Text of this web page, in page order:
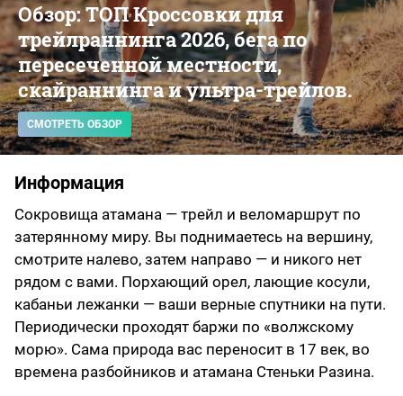
Обзор: ТОП Кроссовки для
трейлраннинга 2026, бега по
пересеченной местности,
скайраннинга и ультра-трейлов.
СМОТРЕТЬ ОБЗОР
Информация
Сокровища атамана — трейл и веломаршрут по
затерянному миру. Вы поднимаетесь на вершину,
смотрите налево, затем направо — и никого нет
рядом с вами. Порхающий орел, лающие косули,
кабаньи лежанки — ваши верные спутники на пути.
Периодически проходят баржи по «волжскому
морю». Сама природа вас переносит в 17 век, во
времена разбойников и атамана Стеньки Разина.